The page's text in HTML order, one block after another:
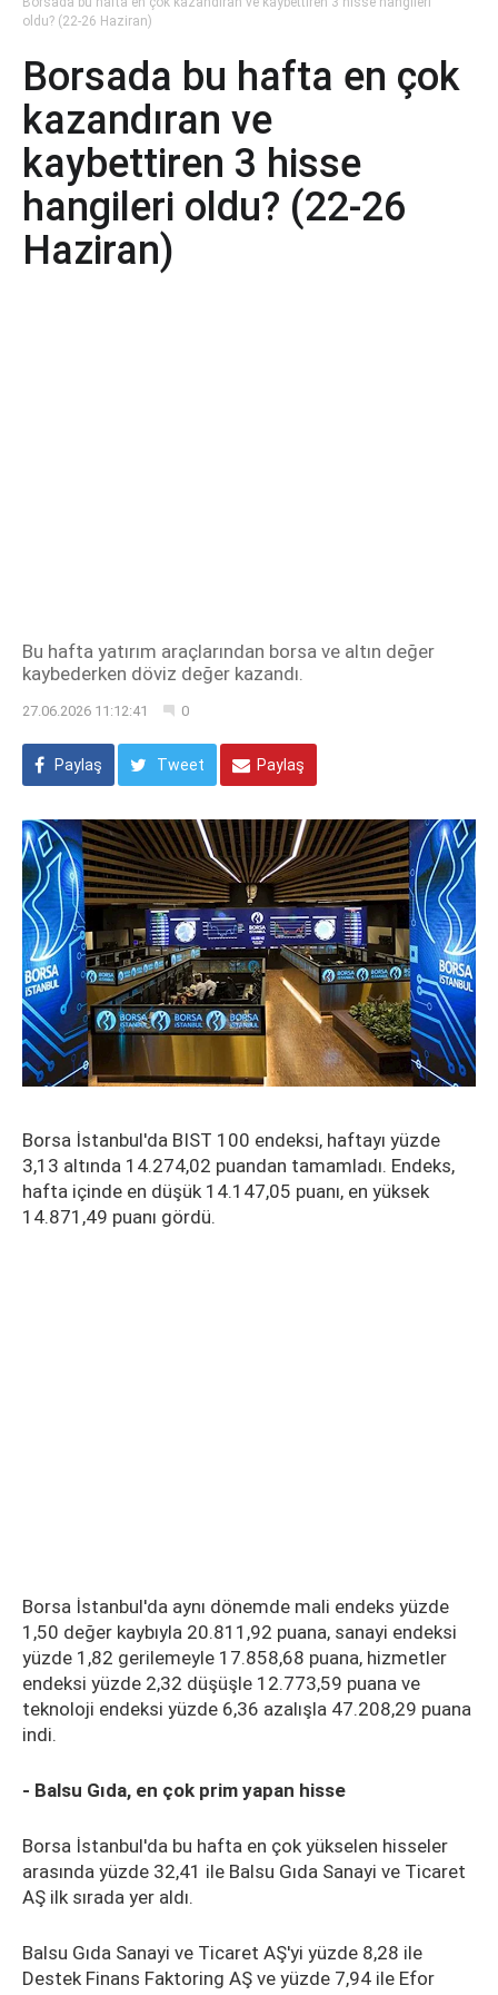
oldu? (22-26 Haziran)
Borsada bu hafta en çok
kazandıran ve
kaybettiren 3 hisse
hangileri oldu? (22-26
Haziran)
Bu hafta yatırım araçlarından borsa ve altın değer
kaybederken döviz değer kazandı.
27.06.2026 11:12:41 0
Paylaş Tweet Paylaş
Borsa İstanbul'da BIST 100 endeksi, haftayı yüzde
3,13 altında 14.274,02 puandan tamamladı. Endeks,
hafta içinde en düşük 14.147,05 puanı, en yüksek
14.871,49 puanı gördü.
Borsa İstanbul'da aynı dönemde mali endeks yüzde
1,50 değer kaybıyla 20.811,92 puana, sanayi endeksi
yüzde 1,82 gerilemeyle 17.858,68 puana, hizmetler
endeksi yüzde 2,32 düşüşle 12.773,59 puana ve
teknoloji endeksi yüzde 6,36 azalışla 47.208,29 puana
indi.
- Balsu Gıda, en çok prim yapan hisse
Borsa İstanbul'da bu hafta en çok yükselen hisseler
arasında yüzde 32,41 ile Balsu Gıda Sanayi ve Ticaret
AŞ ilk sırada yer aldı.
Balsu Gıda Sanayi ve Ticaret AŞ'yi yüzde 8,28 ile
Destek Finans Faktoring AŞ ve yüzde 7,94 ile Efor